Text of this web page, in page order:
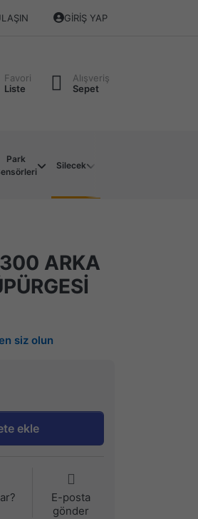
GIRIŞ YAP
Favori
Liste
Alışveriş
Sepet
Park
Silecek
ARKA
siz olun
ekle
E-posta
gönder